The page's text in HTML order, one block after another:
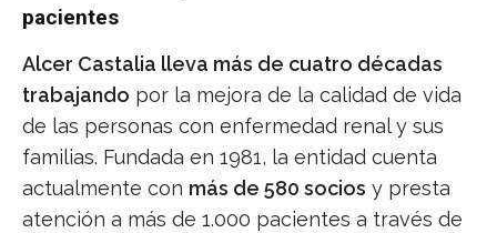
pacientes
Alcer Castalia lleva más de cuatro décadas
trabajando por la mejora de la calidad de vida
de las personas con enfermedad renal y sus
familias. Fundada en 1981, la entidad cuenta
actualmente con más de 580 socios y presta
atención a más de 1.000 pacientes a través de